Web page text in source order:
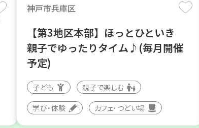
神戸市兵庫区
【第3地区本部】ほっとひといき
親子でゆったりタイム♪(毎月開催
予定)
子ども 親子で楽しむ
学び・体験 カフェ・つどい場